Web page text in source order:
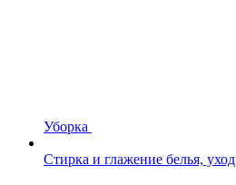
Уборка
Стирка и глажение белья, уход